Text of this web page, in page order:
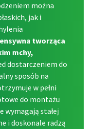
można
jak i
tworząca
mchy,
dostarczeniem do
sposób na
w pełni
do montażu
wymagają stałej
i doskonale radzą